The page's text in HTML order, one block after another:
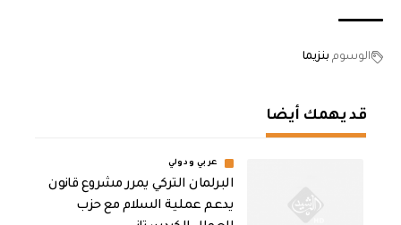
الوسوم بنزيما
قد يهمك أيضا
عربي ودولي
‏البرلمان التركي يمرر مشروع قانون
يدعم عملية السلام مع حزب